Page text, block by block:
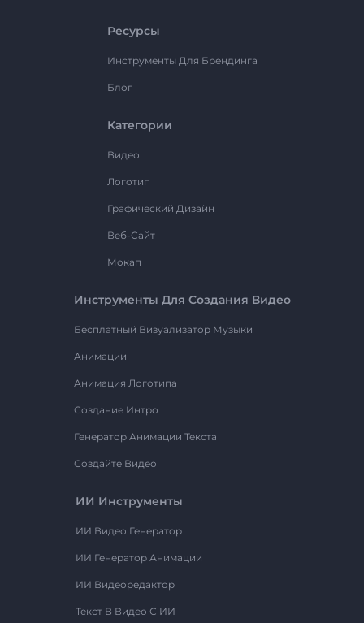
Ресурсы
Инструменты Для Брендинга
Блог
Категории
Видео
Логотип
Графический Дизайн
Веб-Сайт
Мокап
Инструменты Для Создания Видео
Бесплатный Визуализатор Музыки
Анимации
Анимация Логотипа
Создание Интро
Генератор Анимации Текста
Создайте Видео
ИИ Инструменты
ИИ Видео Генератор
ИИ Генератор Анимации
ИИ Видеоредактор
Текст В Видео С ИИ